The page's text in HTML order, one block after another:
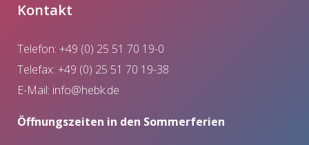
Kontakt
Telefon: +49 (0) 25 51 70 19-0
Telefax: +49 (0) 25 51 70 19-38
E-Mail: info@hebk.de
Öffnungszeiten in den Sommerferien